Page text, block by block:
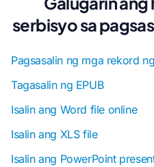
serbisyo sa
Pagsasalin ng mga rekord
Tagasalin ng EPUB
Isalin ang Word file online
Isalin ang XLS file
Isalin ang PowerPoint